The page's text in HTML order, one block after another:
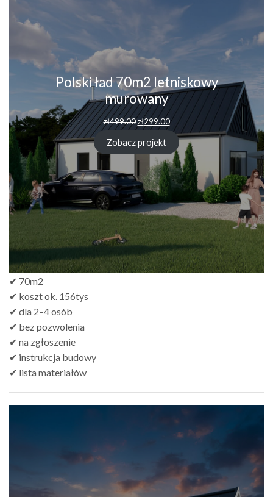
Polski ład 70m2 letniskowy
murowany
zł499.00 zł299.00
Zobacz projekt
✔ 70m2
✔ koszt ok. 156tys
✔ dla 2–4 osób
✔ bez pozwolenia
✔ na zgłoszenie
✔ instrukcja budowy
✔ lista materiałów